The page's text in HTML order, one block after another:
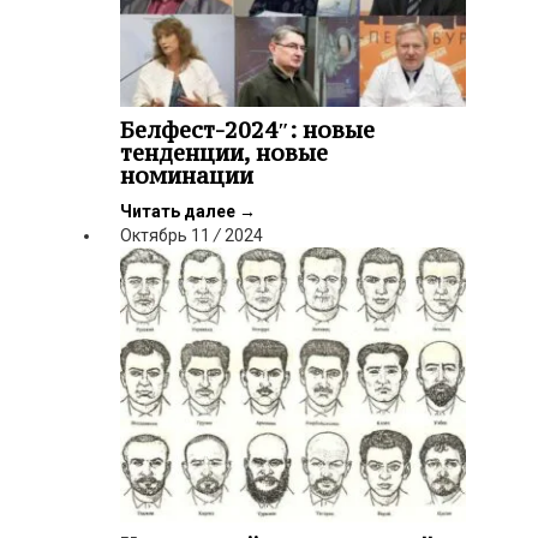
Белфест-2024″: новые
тенденции, новые
номинации
Читать далее →
Октябрь 11 / 2024